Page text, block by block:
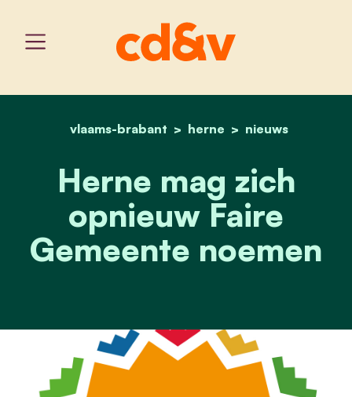
home
vlaams-brabant herne nieuws
herne mag zich
Herne mag zich
opnieuw Faire
Gemeente noemen